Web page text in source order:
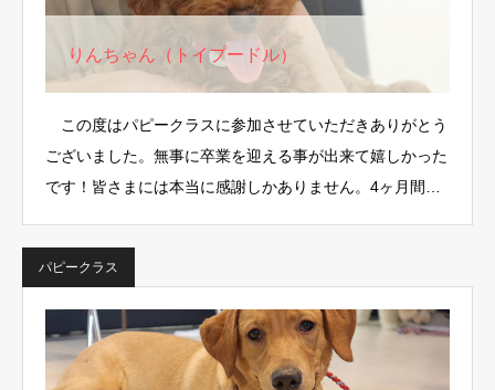
りんちゃん（トイプードル）
この度はパピークラスに参加させていただきありがとう
ございました。無事に卒業を迎える事が出来て嬉しかった
です！皆さまには本当に感謝しかありません。4ヶ月間あ
パピークラス